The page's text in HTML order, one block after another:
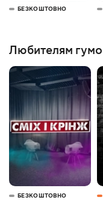
БЕЗКОШТОВНО
Любителям
БЕЗКОШТОВНО